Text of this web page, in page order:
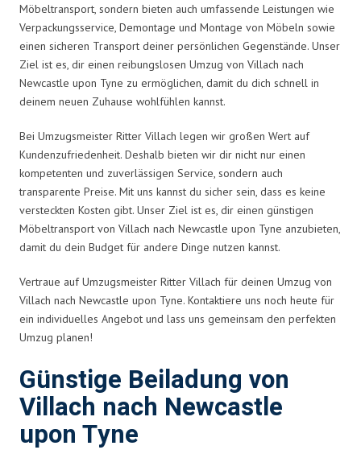
Möbeltransport, sondern bieten auch umfassende Leistungen wie
Verpackungsservice, Demontage und Montage von Möbeln sowie
einen sicheren Transport deiner persönlichen Gegenstände. Unser
Ziel ist es, dir einen reibungslosen Umzug von Villach nach
Newcastle upon Tyne zu ermöglichen, damit du dich schnell in
deinem neuen Zuhause wohlfühlen kannst.
Bei Umzugsmeister Ritter Villach legen wir großen Wert auf
Kundenzufriedenheit. Deshalb bieten wir dir nicht nur einen
kompetenten und zuverlässigen Service, sondern auch
transparente Preise. Mit uns kannst du sicher sein, dass es keine
versteckten Kosten gibt. Unser Ziel ist es, dir einen günstigen
Möbeltransport von Villach nach Newcastle upon Tyne anzubieten,
damit du dein Budget für andere Dinge nutzen kannst.
Vertraue auf Umzugsmeister Ritter Villach für deinen Umzug von
Villach nach Newcastle upon Tyne. Kontaktiere uns noch heute für
ein individuelles Angebot und lass uns gemeinsam den perfekten
Umzug planen!
Günstige Beiladung von
Villach nach Newcastle
upon Tyne